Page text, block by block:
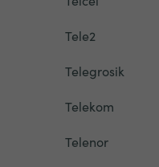
Tele2
Telegrosik
Telekom
Telenor